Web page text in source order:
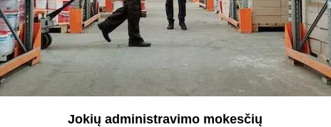
Jokių administravimo mokesčių